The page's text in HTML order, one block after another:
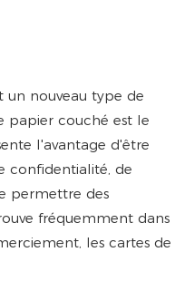
un nouveau type de
papier couché est le
l'avantage d'être
confidentialité, de
permettre des
fréquemment dans
les cartes de